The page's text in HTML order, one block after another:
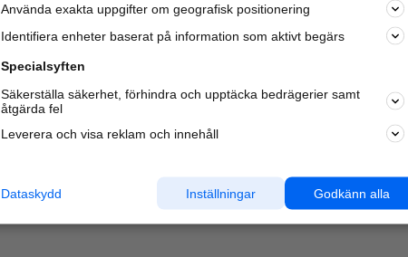
Använda exakta uppgifter om geografisk positionering
Identifiera enheter baserat på information som aktivt begärs
Specialsyften
Säkerställa säkerhet, förhindra och upptäcka bedrägerier samt
åtgärda fel
Leverera och visa reklam och innehåll
Godkänn alla
Inställningar
Dataskydd